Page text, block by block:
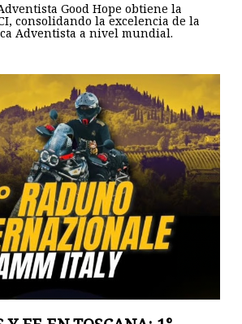
Good Hope obtiene la
consolidando la excelencia de la
Adventista a nivel mundial.